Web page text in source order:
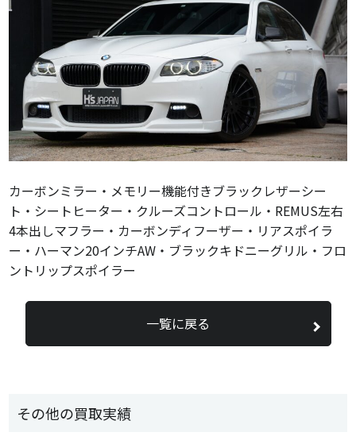
その他の買取実績
カーボンミラー・メモリー機能付きブラックレザーシー
ト・シートヒーター・クルーズコントロール・REMUS左右
4本出しマフラー・カーボンディフーザー・リアスポイラ
ー・ハーマン20インチAW・ブラックキドニーグリル・フロ
ントリップスポイラー
一覧に戻る